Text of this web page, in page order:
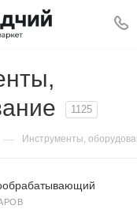
1125
— Инструменты,